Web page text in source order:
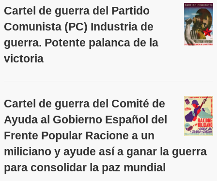
Cartel de guerra del Partido
Comunista (PC) Industria de
guerra. Potente palanca de la
victoria
Cartel de guerra del Comité de
Ayuda al Gobierno Español del
Frente Popular Racione a un
miliciano y ayude así a ganar la guerra
para consolidar la paz mundial